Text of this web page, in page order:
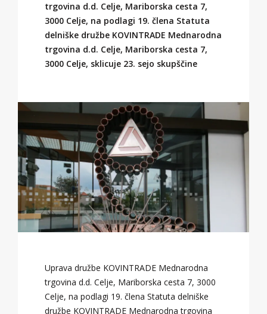
trgovina d.d. Celje, Mariborska cesta 7,
3000 Celje, na podlagi 19. člena Statuta
delniške družbe KOVINTRADE Mednarodna
trgovina d.d. Celje, Mariborska cesta 7,
3000 Celje, sklicuje 23. sejo skupščine
Uprava družbe KOVINTRADE Mednarodna
trgovina d.d. Celje, Mariborska cesta 7, 3000
Celje, na podlagi 19. člena Statuta delniške
družbe KOVINTRADE Mednarodna trgovina